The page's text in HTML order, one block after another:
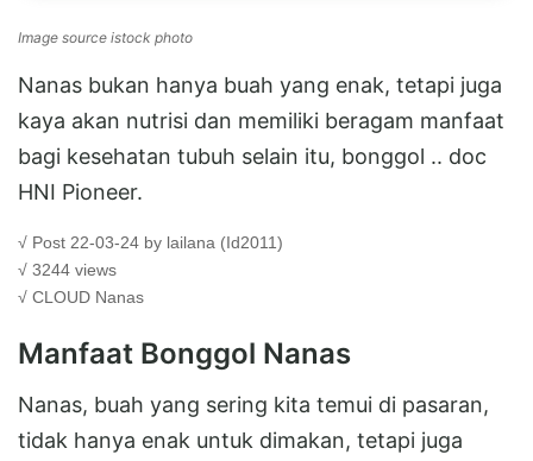
Image source istock photo
Nanas bukan hanya buah yang enak, tetapi juga
kaya akan nutrisi dan memiliki beragam manfaat
bagi kesehatan tubuh selain itu, bonggol .. doc
HNI Pioneer.
√ Post 22-03-24 by lailana (Id2011)
√ 3244 views
√ CLOUD Nanas
Manfaat Bonggol Nanas
Nanas, buah yang sering kita temui di pasaran,
tidak hanya enak untuk dimakan, tetapi juga